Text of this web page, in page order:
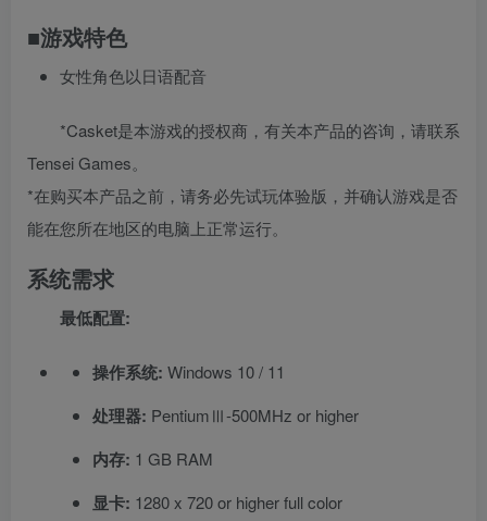
■游戏特色
女性角色以日语配音
*Casket是本游戏的授权商，有关本产品的咨询，请联系
Tensei Games。
*在购买本产品之前，请务必先试玩体验版，并确认游戏是否
能在您所在地区的电脑上正常运行。
系统需求
最低配置:
操作系统: Windows 10 / 11
处理器: PentiumⅢ-500MHz or higher
内存: 1 GB RAM
显卡: 1280 x 720 or higher full color